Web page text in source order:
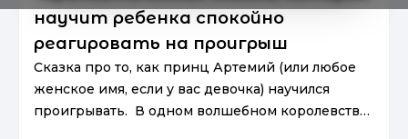
научит ребенка спокойно
реагировать на проигрыш
Сказка про то, как принц Артемий (или любое
женское имя, если у вас девочка) научился
проигрывать. В одном волшебном королевстве